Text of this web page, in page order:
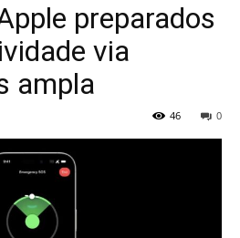
preparados
via
ampla
0
46